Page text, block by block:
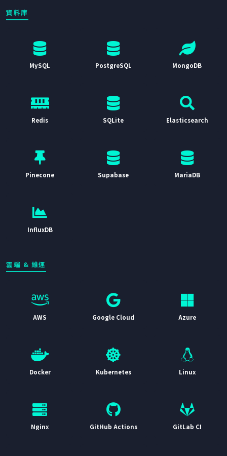
資料庫
MySQL PostgreSQL MongoDB
Redis SQLite Elasticsearch
Pinecone Supabase MariaDB
InfluxDB
雲端 & 維運
AWS Google Cloud Azure
Docker Kubernetes Linux
Nginx GitHub Actions GitLab CI